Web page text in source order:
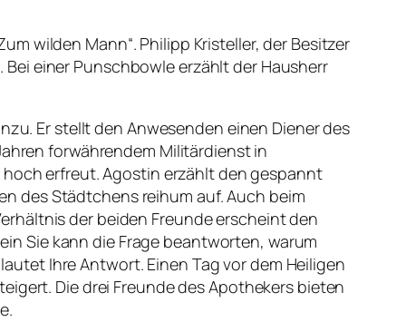
wilden Mann“. Philipp Kristeller, der Besitzer
einer Punschbowle erzählt der Hausherr
Er stellt den Anwesenden einen Diener des
forwährendem Militärdienst in
erfreut. Agostin erzählt den gespannt
des Städtchens reihum auf. Auch beim
der beiden Freunde erscheint den
Sie kann die Frage beantworten, warum
Ihre Antwort. Einen Tag vor dem Heiligen
Die drei Freunde des Apothekers bieten